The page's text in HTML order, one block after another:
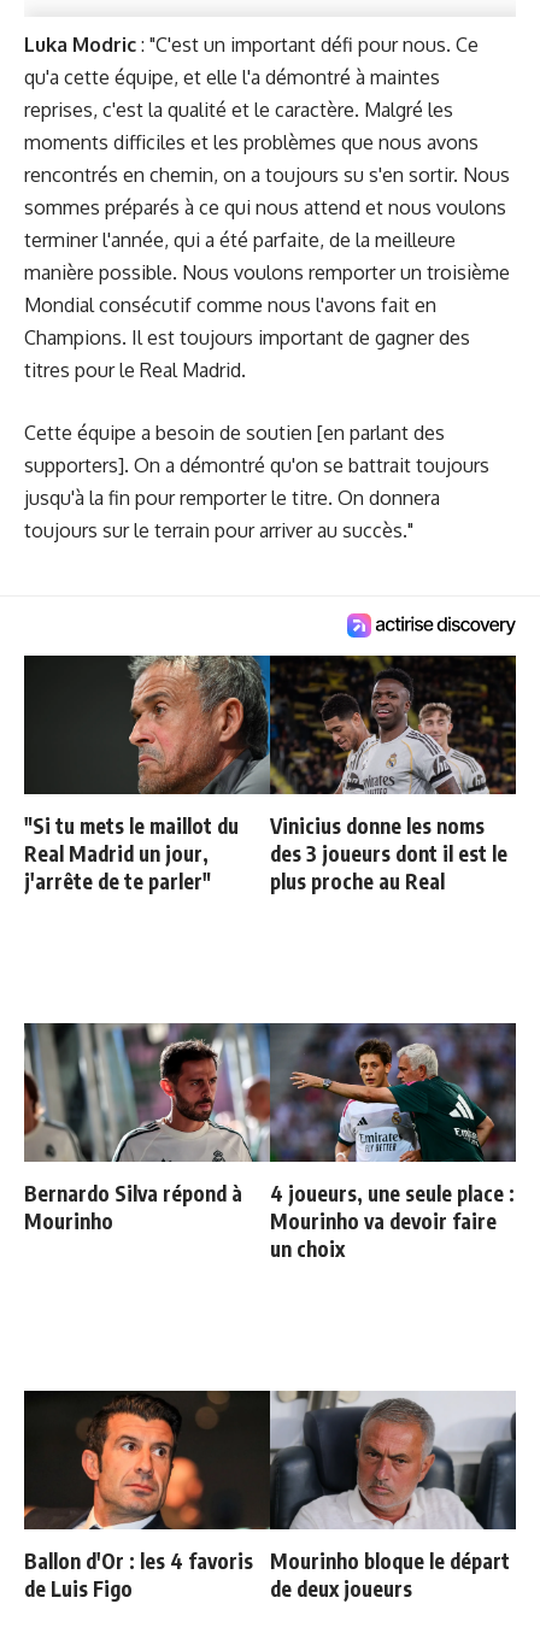
Luka Modric : "C'est un important défi pour nous. Ce
qu'a cette équipe, et elle l'a démontré à maintes
reprises, c'est la qualité et le caractère. Malgré les
moments difficiles et les problèmes que nous avons
rencontrés en chemin, on a toujours su s'en sortir. Nous
sommes préparés à ce qui nous attend et nous voulons
terminer l'année, qui a été parfaite, de la meilleure
manière possible. Nous voulons remporter un troisième
Mondial consécutif comme nous l'avons fait en
Champions. Il est toujours important de gagner des
titres pour le Real Madrid.
Cette équipe a besoin de soutien [en parlant des
supporters]. On a démontré qu'on se battrait toujours
jusqu'à la fin pour remporter le titre. On donnera
toujours sur le terrain pour arriver au succès."
"Si tu mets le maillot du
Real Madrid un jour,
j'arrête de te parler"
Vinicius donne les noms
des 3 joueurs dont il est le
plus proche au Real
Bernardo Silva répond à
Mourinho
4 joueurs, une seule place :
Mourinho va devoir faire
un choix
Ballon d'Or : les 4 favoris
de Luis Figo
Mourinho bloque le départ
de deux joueurs